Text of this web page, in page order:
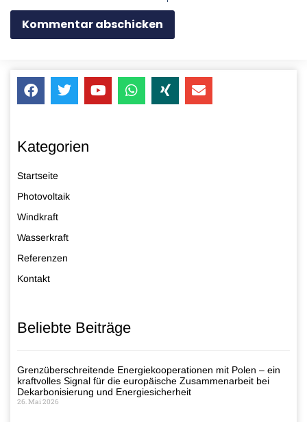
Kategorien
Startseite
Photovoltaik
Windkraft
Wasserkraft
Referenzen
Kontakt
Beliebte Beiträge
Grenzüberschreitende Energiekooperationen mit Polen – ein
kraftvolles Signal für die europäische Zusammenarbeit bei
Dekarbonisierung und Energiesicherheit
26. Mai 2026